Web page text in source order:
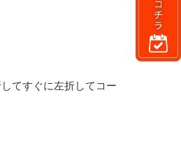
てすぐに左折してコー